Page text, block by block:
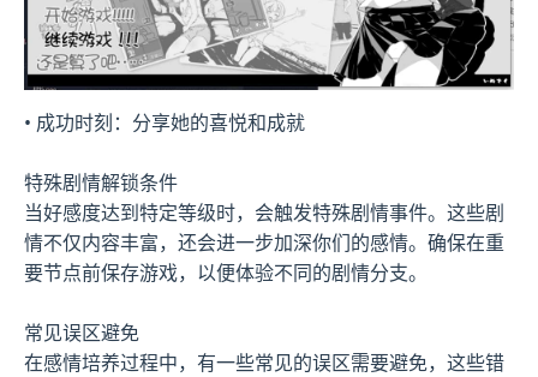
• 成功时刻：分享她的喜悦和成就
特殊剧情解锁条件
当好感度达到特定等级时，会触发特殊剧情事件。这些剧
情不仅内容丰富，还会进一步加深你们的感情。确保在重
要节点前保存游戏，以便体验不同的剧情分支。
常见误区避免
在感情培养过程中，有一些常见的误区需要避免，这些错